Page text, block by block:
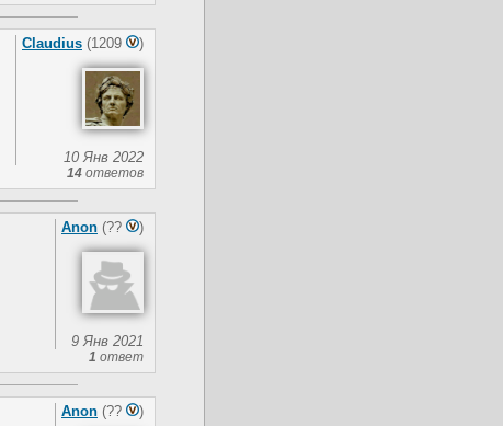
Claudius (1209 )
10 Янв 2022
14 ответов
Anon (?? )
9 Янв 2021
1 ответ
Anon (?? )